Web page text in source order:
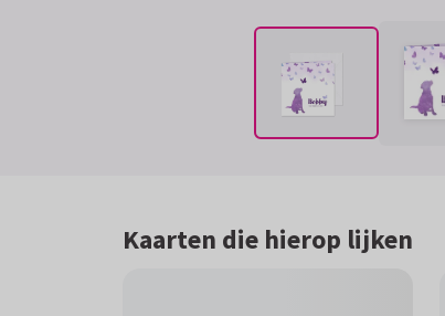
Kaarten die hierop lijken